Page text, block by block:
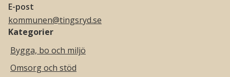
E-post
kommunen@tingsryd.se
Kategorier
Bygga, bo och miljö
Omsorg och stöd